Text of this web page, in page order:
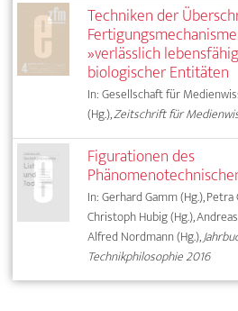
Techniken der
»verlässlich
biologischer Entitäten
In: Gesellschaft für
(Hg.),Zeitschrift für
Figurationen des
In: Gerhard Gamm (Hg.), Petra
Christoph Hubig (Hg.),
Alfred Nordmann (Hg.),
Technikphilosophie 2016